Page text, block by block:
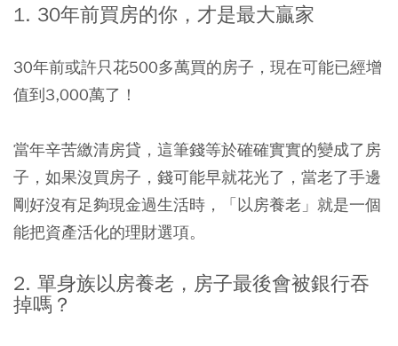
1. 30年前買房的你，才是最大贏家
30年前或許只花500多萬買的房子，現在可能已經增
值到3,000萬了！
當年辛苦繳清房貸，這筆錢等於確確實實的變成了房
子，如果沒買房子，錢可能早就花光了，當老了手邊
剛好沒有足夠現金過生活時，「以房養老」就是一個
能把資產活化的理財選項。
2. 單身族以房養老，房子最後會被銀行吞
掉嗎？